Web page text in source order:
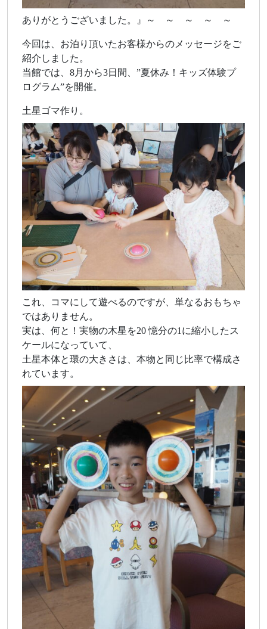
ありがとうございました。』～ ～ ～ ～ ～
今回は、お泊り頂いたお客様からのメッセージをご
紹介しました。
当館では、8月から3日間、”夏休み！キッズ体験プ
ログラム”を開催。
土星ゴマ作り。
これ、コマにして遊べるのですが、単なるおもちゃ
ではありません。
実は、何と！実物の木星を20 憶分の1に縮小したス
ケールになっていて、
土星本体と環の大きさは、本物と同じ比率で構成さ
れています。